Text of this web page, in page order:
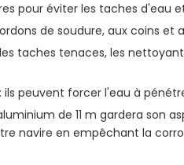
pour éviter les taches d'eau
de soudure, aux coins et
taches tenaces, les
peuvent forcer l'eau à
de 11 m gardera son
navire en empêchant la